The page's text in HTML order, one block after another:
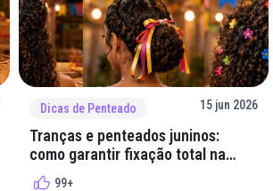
Dicas de Penteado 15 jun 2026
Tranças e penteados juninos:
como garantir fixação total na
quadrilha
99+